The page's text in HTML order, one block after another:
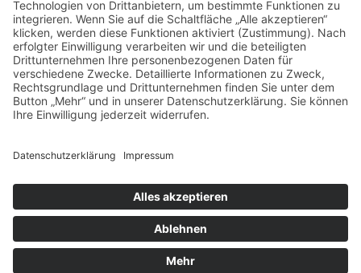
Mehr Infos zum E-Book →
E-Book
kostenlos
zum
Newsletter
Impressum